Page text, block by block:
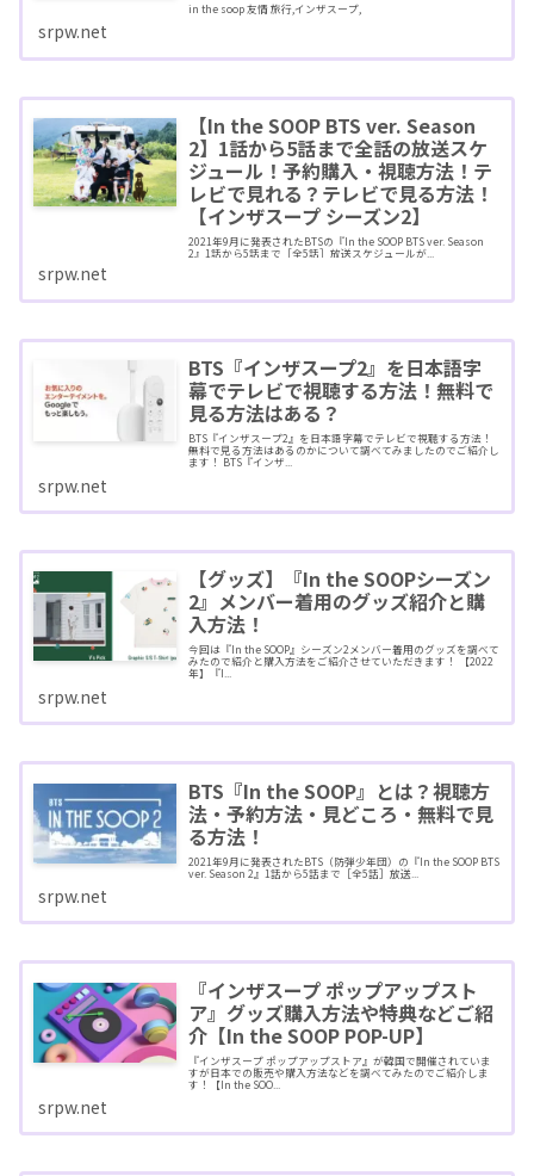
in the soop 友情 旅行,インザスープ,
srpw.net
【In the SOOP BTS ver. Season
2】1話から5話まで全話の放送スケ
ジュール！予約購入・視聴方法！テ
レビで見れる？テレビで見る方法！
【インザスープ シーズン2】
2021年9月に発表されたBTSの『In the SOOP BTS ver. Season
2』1話から5話まで［全5話］放送スケジュールが...
srpw.net
BTS『インザスープ2』を日本語字
幕でテレビで視聴する方法！無料で
見る方法はある？
BTS『インザスープ2』を日本語字幕でテレビで視聴する方法！
無料で見る方法はあるのかについて調べてみましたのでご紹介し
ます！ BTS『インザ...
srpw.net
【グッズ】『In the SOOPシーズン
2』メンバー着用のグッズ紹介と購
入方法！
今回は『In the SOOP』シーズン2メンバー着用のグッズを調べて
みたので紹介と購入方法をご紹介させていただきます！ 【2022
年】『I...
srpw.net
BTS『In the SOOP』とは？視聴方
法・予約方法・見どころ・無料で見
る方法！
2021年9月に発表されたBTS（防弾少年団）の『In the SOOP BTS
ver. Season 2』1話から5話まで［全5話］放送...
srpw.net
『インザスープ ポップアップスト
ア』グッズ購入方法や特典などご紹
介【In the SOOP POP-UP】
『インザスープ ポップアップストア』が韓国で開催されていま
すが日本での販売や購入方法などを調べてみたのでご紹介しま
す！【In the SOO...
srpw.net